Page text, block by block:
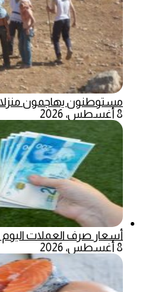
مستوطنون يهاجمون
8 أغسطس، 2026
أسعار صرف العملات
8 أغسطس، 2026